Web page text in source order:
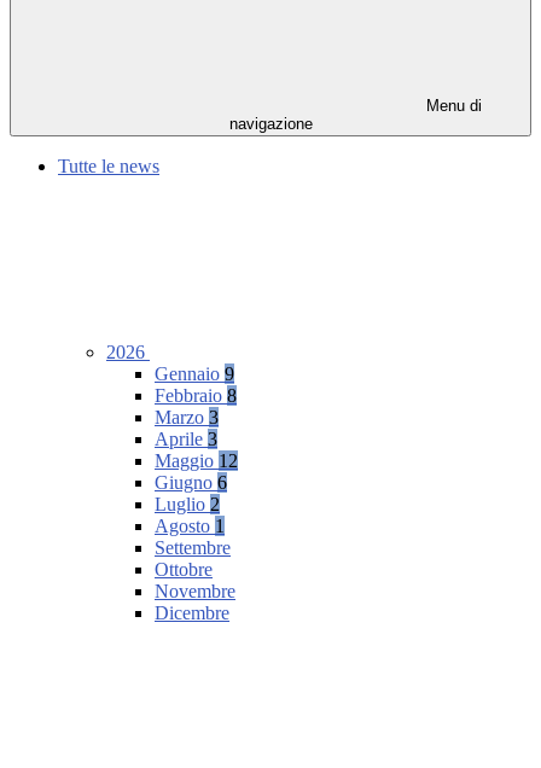
Menu di
navigazione
Tutte le news
2026
Gennaio 9
Febbraio 8
Marzo 3
Aprile 3
Maggio 12
Giugno 6
Luglio 2
Agosto 1
Settembre
Ottobre
Novembre
Dicembre